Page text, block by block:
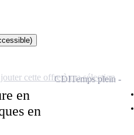
en
en
CDITemps plein
cette offre à ma sélection